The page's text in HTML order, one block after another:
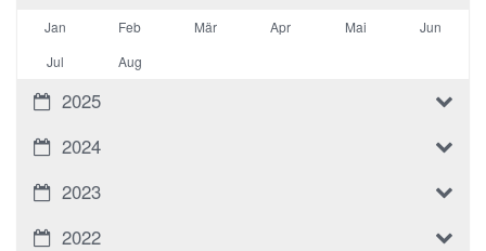
Jan Feb Mär Apr Mai
Jun
Jul
Aug
2025
2024
2023
2022